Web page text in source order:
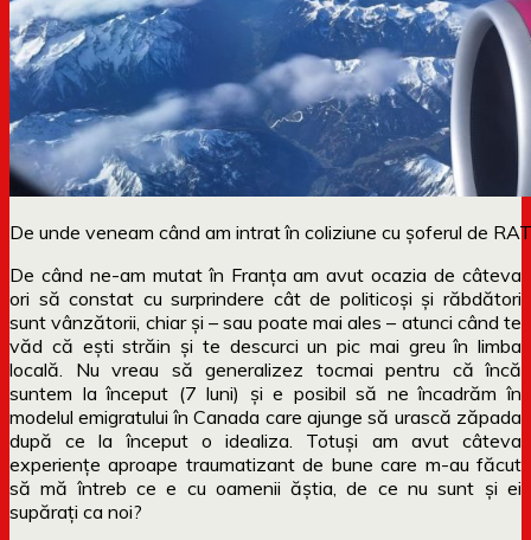
De unde veneam când am intrat în coliziune cu șoferul de
De când ne-am mutat în Franța am avut ocazia de câteva
ori să constat cu surprindere cât de politicoși și răbdători
sunt vânzătorii, chiar și – sau poate mai ales – atunci când te
văd că ești străin și te descurci un pic mai greu în limba
locală. Nu vreau să generalizez tocmai pentru că încă
suntem la început (7 luni) și e posibil să ne încadrăm în
modelul emigratului în Canada care ajunge să urască zăpada
după ce la început o idealiza. Totuși am avut câteva
experiențe aproape traumatizant de bune care m-au făcut
să mă întreb ce e cu oamenii ăștia, de ce nu sunt și ei
supărați ca noi?